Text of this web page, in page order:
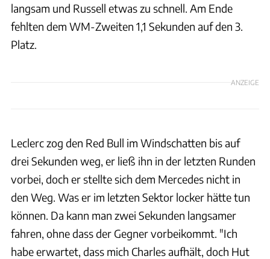
langsam und Russell etwas zu schnell. Am Ende
fehlten dem WM-Zweiten 1,1 Sekunden auf den 3.
Platz.
ANZEIGE
Leclerc zog den Red Bull im Windschatten bis auf
drei Sekunden weg, er ließ ihn in der letzten Runden
vorbei, doch er stellte sich dem Mercedes nicht in
den Weg. Was er im letzten Sektor locker hätte tun
können. Da kann man zwei Sekunden langsamer
fahren, ohne dass der Gegner vorbeikommt. "Ich
habe erwartet, dass mich Charles aufhält, doch Hut